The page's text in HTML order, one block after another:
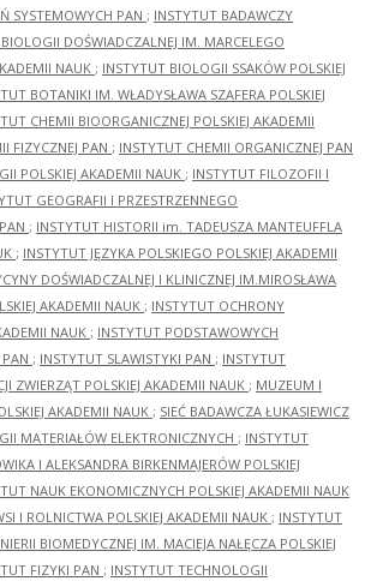
SYSTEMOWYCH PAN ; INSTYTUT BADAWCZY
DOŚWIADCZALNEJ IM. MARCELEGO
NAUK ; INSTYTUT BIOLOGII SSAKÓW POLSKIEJ
BOTANIKI IM. WŁADYSŁAWA SZAFERA POLSKIEJ
CHEMII BIOORGANICZNEJ POLSKIEJ AKADEMII
FIZYCZNEJ PAN ; INSTYTUT CHEMII ORGANICZNEJ PAN
POLSKIEJ AKADEMII NAUK ; INSTYTUT FILOZOFII I
GEOGRAFII I PRZESTRZENNEGO
; INSTYTUT HISTORII im. TADEUSZA MANTEUFFLA
; INSTYTUT JĘZYKA POLSKIEGO POLSKIEJ AKADEMII
DOŚWIADCZALNEJ I KLINICZNEJ IM.MIROSŁAWA
AKADEMII NAUK ; INSTYTUT OCHRONY
NAUK ; INSTYTUT PODSTAWOWYCH
; INSTYTUT SLAWISTYKI PAN ; INSTYTUT
ZWIERZĄT POLSKIEJ AKADEMII NAUK ; MUZEUM I
AKADEMII NAUK ; SIEĆ BADAWCZA ŁUKASIEWICZ
MATERIAŁÓW ELEKTRONICZNYCH ; INSTYTUT
I ALEKSANDRA BIRKENMAJERÓW POLSKIEJ
NAUK EKONOMICZNYCH POLSKIEJ AKADEMII NAUK
I ROLNICTWA POLSKIEJ AKADEMII NAUK ; INSTYTUT
BIOMEDYCZNEJ IM. MACIEJA NAŁĘCZA POLSKIEJ
FIZYKI PAN ; INSTYTUT TECHNOLOGII